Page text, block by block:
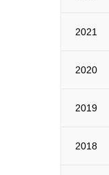
2021
2020
2019
2018